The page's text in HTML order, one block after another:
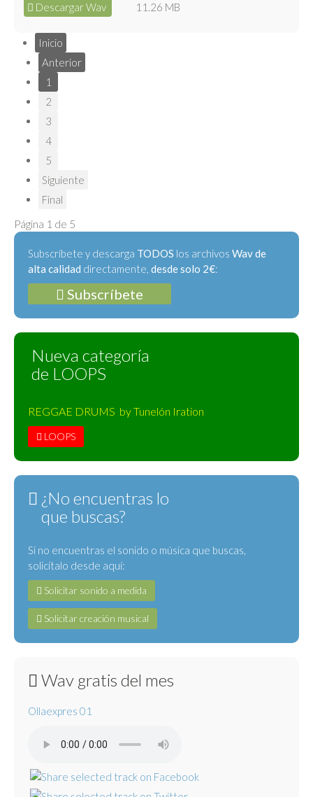
Descargar Wav 11.26 MB
Inicio
Anterior
1
2
3
4
5
Siguiente
Final
Página 1 de 5
Subscríbete y descarga TODOS los archivos Wav de
alta calidad directamente, desde solo 2€:
Subscríbete
Nueva categoría
de LOOPS
REGGAE DRUMS by Tunelón Iration
LOOPS
¿No encuentras lo
que buscas?
Si no encuentras el sonido o música que buscas,
solicítalo desde aquí:
Solicitar sonido a medida
Solicitar creación musical
Wav gratis del mes
Ollaexpres 01